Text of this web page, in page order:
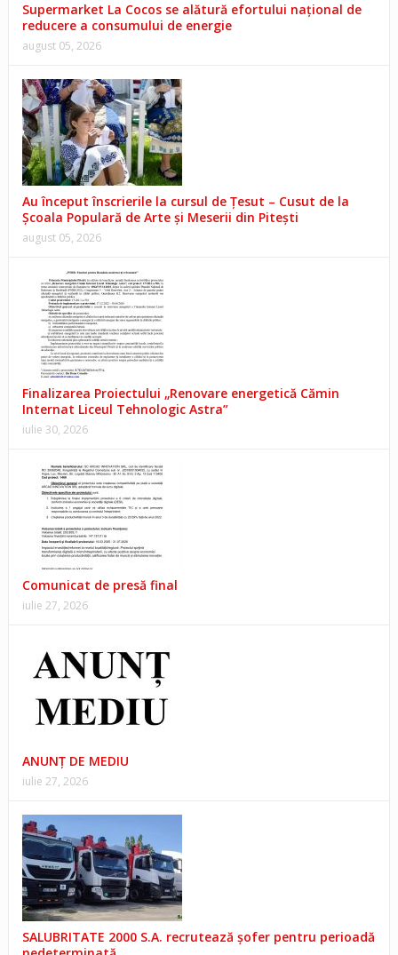
Supermarket La Cocos se alătură efortului național de
reducere a consumului de energie
august 05, 2026
Au început înscrierile la cursul de Țesut – Cusut de la
Școala Populară de Arte și Meserii din Pitești
august 05, 2026
Finalizarea Proiectului „Renovare energetică Cămin
Internat Liceul Tehnologic Astra”
iulie 30, 2026
Comunicat de presă final
iulie 27, 2026
ANUNŢ DE MEDIU
iulie 27, 2026
SALUBRITATE 2000 S.A. recrutează șofer pentru perioadă